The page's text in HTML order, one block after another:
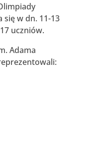
się w dn. 11-13
uczniów.
Adama